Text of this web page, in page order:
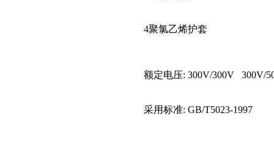
4聚氯乙烯护套
额定电压: 300V/300V 300V/
采用标准: GB/T5023-1997